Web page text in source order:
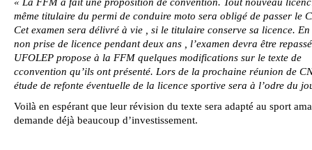
même titulaire du permi de conduire moto sera obligé de passer le
Cet examen sera délivré à vie , si le titulaire conserve sa licence. En
non prise de licence pendant deux ans , l’examen devra être
UFOLEP propose à la FFM quelques modifications sur le texte de
cconvention qu’ils ont présenté. Lors de la prochaine réunion de
étude de refonte éventuelle de la licence sportive sera à l’odre du
Voilà en espérant que leur révision du texte sera adapté au sport
demande déjà beaucoup d’investissement.